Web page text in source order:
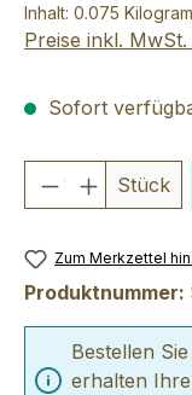
Inhalt: 0.075
Preise inkl.
Sofort
ProduktStück
Zum Merkzettel
Produktnummer:
Bestellen
erhalten